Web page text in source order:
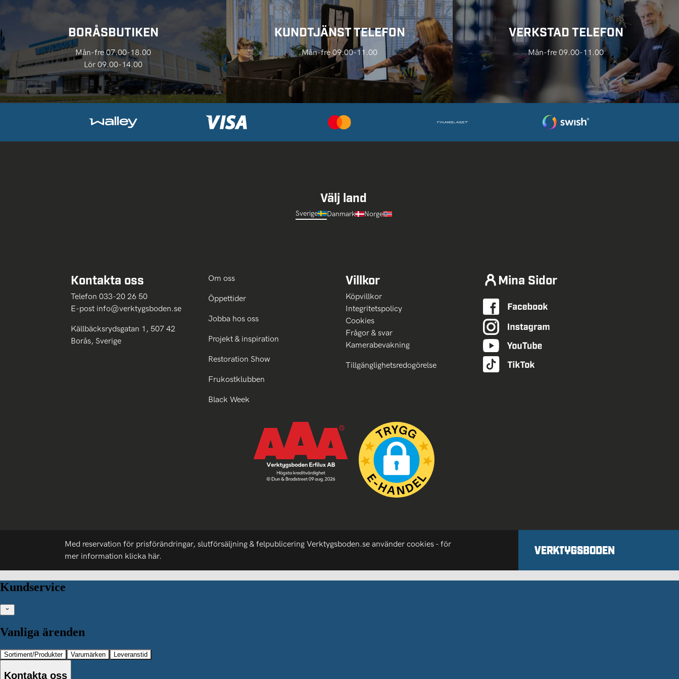
BORÅSBUTIKEN
Mån-fre 07.00-18.00
Lör 09.00-14.00
KUNDTJÄNST TELEFON
Mån-fre 09.00-11.00
VERKSTAD TELEFON
Mån-fre 09.00-11.00
Välj land
Sverige Danmark Norge
Kontakta oss
Telefon 033-20 26 50
E-post info@verktygsboden.se
Källbäcksrydsgatan 1, 507 42
Borås, Sverige
Om oss
Öppettider
Jobba hos oss
Projekt & inspiration
Restoration Show
Frukostklubben
Black Week
Villkor
Köpvillkor
Integritetspolicy
Cookies
Frågor & svar
Kamerabevakning
Tillgänglighetsredogörelse
Mina Sidor
Med reservation för prisförändringar, slutförsäljning & felpublicering Verktygsboden.se använder cookies - för
mer information klicka här.